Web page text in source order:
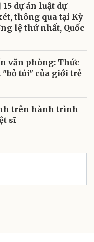
dự án luật dự
thông qua tại Kỳ
lệ thứ nhất, Quốc
văn phòng: Thức
túi" của giới trẻ
trên hành trình
sĩ